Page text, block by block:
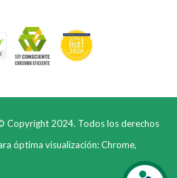
Copyright 2024. Todos los derechos
óptima visualización: Chrome,